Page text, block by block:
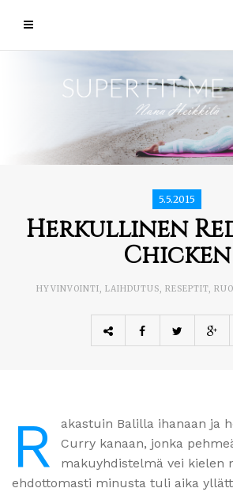
5.5.2015
Herkullinen
Chicken
HYVINVOINTI, LAIHDUTUS, RESEPTIT,
R
akastuin Balilla ihanaan ja
Curry kanaan, jonka
makuyhdistelmä vei kielen
ehdottomasti minusta tuli aika